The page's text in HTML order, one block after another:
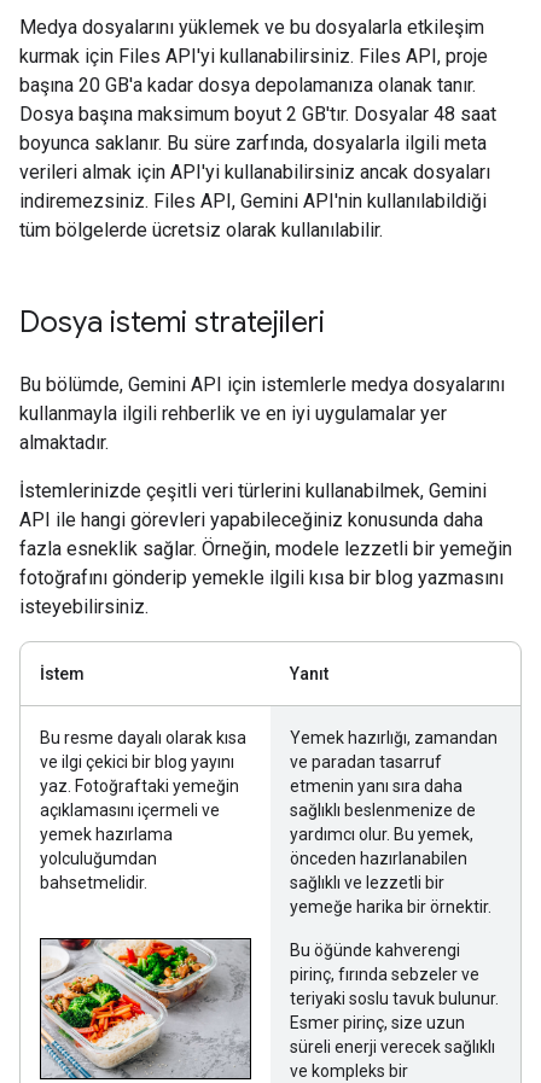
Medya dosyalarını yüklemek ve bu dosyalarla etkileşim
kurmak için Files API'yi kullanabilirsiniz. Files API, proje
başına 20 GB'a kadar dosya depolamanıza olanak tanır.
Dosya başına maksimum boyut 2 GB'tır. Dosyalar 48 saat
boyunca saklanır. Bu süre zarfında, dosyalarla ilgili meta
verileri almak için API'yi kullanabilirsiniz ancak dosyaları
indiremezsiniz. Files API, Gemini API'nin kullanılabildiği
tüm bölgelerde ücretsiz olarak kullanılabilir.
Dosya istemi stratejileri
Bu bölümde, Gemini API için istemlerle medya dosyalarını
kullanmayla ilgili rehberlik ve en iyi uygulamalar yer
almaktadır.
İstemlerinizde çeşitli veri türlerini kullanabilmek, Gemini
API ile hangi görevleri yapabileceğiniz konusunda daha
fazla esneklik sağlar. Örneğin, modele lezzetli bir yemeğin
fotoğrafını gönderip yemekle ilgili kısa bir blog yazmasını
isteyebilirsiniz.
İstem Yanıt
Bu resme dayalı olarak kısa
ve ilgi çekici bir blog yayını
yaz. Fotoğraftaki yemeğin
açıklamasını içermeli ve
yemek hazırlama
yolculuğumdan
bahsetmelidir.
Yemek hazırlığı, zamandan
ve paradan tasarruf
etmenin yanı sıra daha
sağlıklı beslenmenize de
yardımcı olur. Bu yemek,
önceden hazırlanabilen
sağlıklı ve lezzetli bir
yemeğe harika bir örnektir.
Bu öğünde kahverengi
pirinç, fırında sebzeler ve
teriyaki soslu tavuk bulunur.
Esmer pirinç, size uzun
süreli enerji verecek sağlıklı
ve kompleks bir